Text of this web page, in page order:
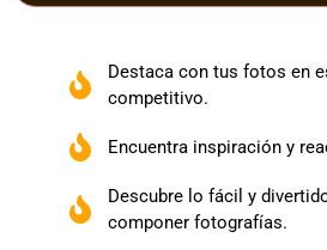
Destaca con tus fotos en
competitivo.
Encuentra inspiración y
Descubre lo fácil y
componer fotografías.